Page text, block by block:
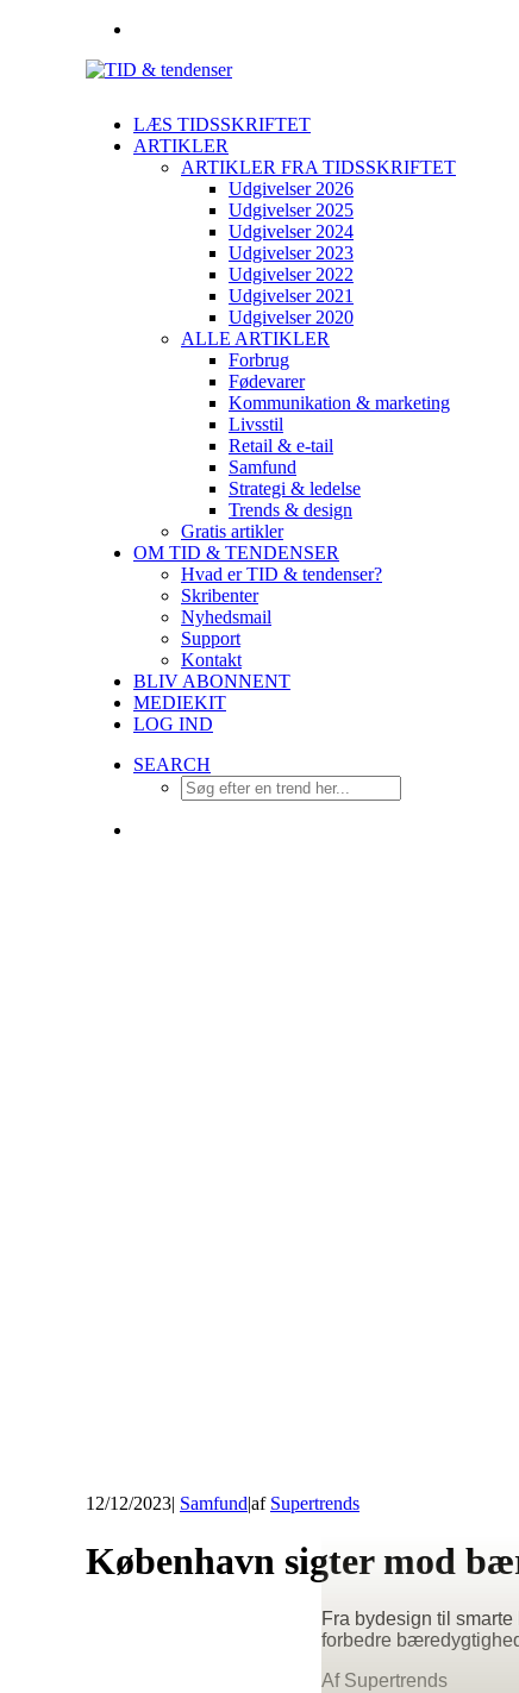
LÆS TIDSSKRIFTET
ARTIKLER
ARTIKLER FRA TIDSSKRIFTET
Udgivelser 2026
Udgivelser 2025
Udgivelser 2024
Udgivelser 2023
Udgivelser 2022
Udgivelser 2021
Udgivelser 2020
ALLE ARTIKLER
Forbrug
Fødevarer
Kommunikation & marketing
Livsstil
Retail & e-tail
Samfund
Strategi & ledelse
Trends & design
Gratis artikler
OM TID & TENDENSER
Hvad er TID & tendenser?
Skribenter
Nyhedsmail
Support
Kontakt
BLIV ABONNENT
MEDIEKIT
LOG IND
SEARCH
12/12/2023| Samfund|af Supertrends
København sigter mod
Fra bydesign til
forbedre
Af Supertrends